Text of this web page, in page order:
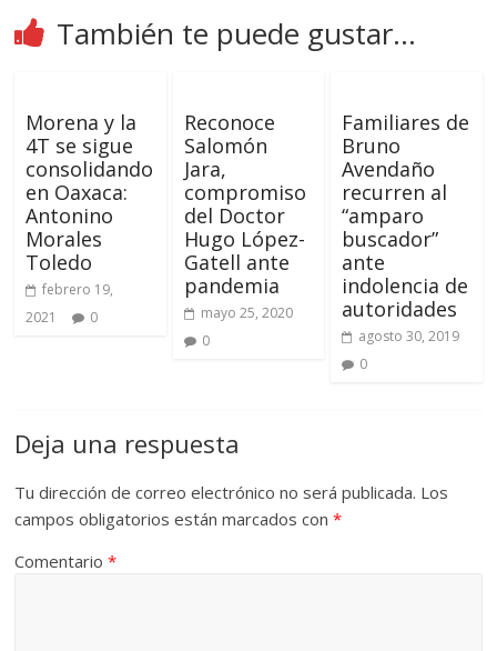
También te puede gustar...
Morena y la
4T se sigue
consolidando
en Oaxaca:
Antonino
Morales
Toledo
febrero 19,
2021
0
Reconoce
Salomón
Jara,
compromiso
del Doctor
Hugo López-
Gatell ante
pandemia
mayo 25, 2020
0
Familiares de
Bruno
Avendaño
recurren al
“amparo
buscador”
ante
indolencia de
autoridades
agosto 30, 2019
0
Deja una respuesta
Tu dirección de correo electrónico no será publicada. Los
campos obligatorios están marcados con*
Comentario*